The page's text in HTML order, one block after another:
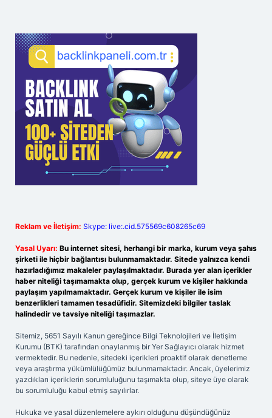
Reklam ve İletişim: Skype: live:.cid.575569c608265c69
Yasal Uyarı: Bu internet sitesi, herhangi bir marka, kurum veya şahıs
şirketi ile hiçbir bağlantısı bulunmamaktadır. Sitede yalnızca kendi
hazırladığımız makaleler paylaşılmaktadır. Burada yer alan içerikler
haber niteliği taşımamakta olup, gerçek kurum ve kişiler hakkında
paylaşım yapılmamaktadır. Gerçek kurum ve kişiler ile isim
benzerlikleri tamamen tesadüfidir. Sitemizdeki bilgiler taslak
halindedir ve tavsiye niteliği taşımazlar.
Sitemiz, 5651 Sayılı Kanun gereğince Bilgi Teknolojileri ve İletişim
Kurumu (BTK) tarafından onaylanmış bir Yer Sağlayıcı olarak hizmet
vermektedir. Bu nedenle, sitedeki içerikleri proaktif olarak denetleme
veya araştırma yükümlülüğümüz bulunmamaktadır. Ancak, üyelerimiz
yazdıkları içeriklerin sorumluluğunu taşımakta olup, siteye üye olarak
bu sorumluluğu kabul etmiş sayılırlar.
Hukuka ve yasal düzenlemelere aykırı olduğunu düşündüğünüz